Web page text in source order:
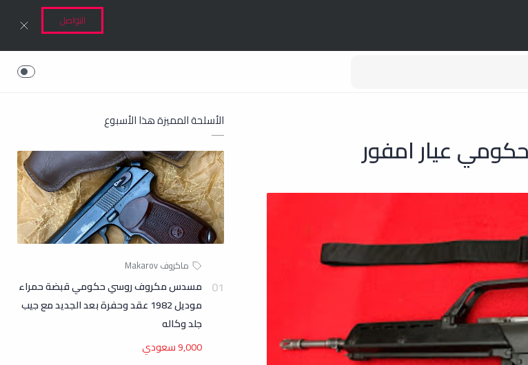
التواصل
الأسلحة المميزة هذا الأسبوع
مسدس مكروف روسي حكومي قبضة حمراء
موديل 1982 عقد وحفرة بعد الجديد مع جيب
جلد وكاله
9,000 سعودي